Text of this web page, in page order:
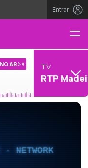
Entrar
NO AR TV
RTP
NETWORK